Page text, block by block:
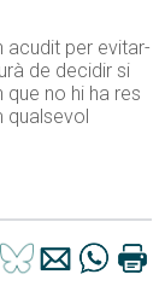
acudit per evitar-
de decidir si
no hi ha res